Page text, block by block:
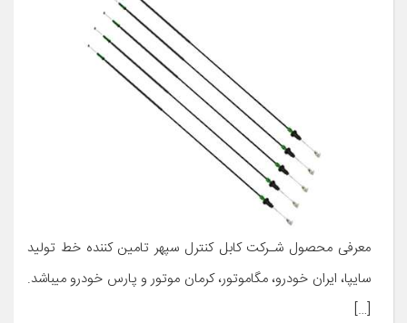
معرفی محصول شـرکت کابل کنترل سپهر تامین کننده خط تولید
سایپا، ایران خودرو، مگاموتور، کرمان موتور و پارس خودرو میباشد.
[…]